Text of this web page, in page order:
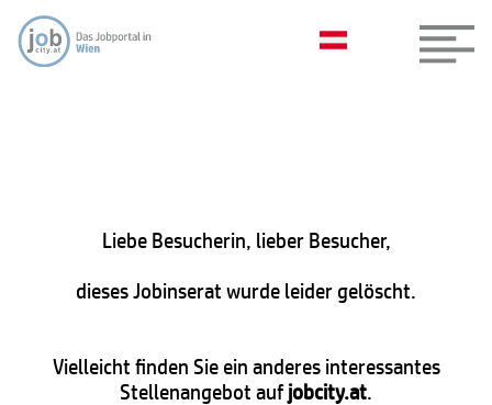
Liebe Besucherin, lieber Besucher,
dieses Jobinserat wurde leider gelöscht.
Vielleicht finden Sie ein anderes interessantes
Stellenangebot aufjobcity.at.